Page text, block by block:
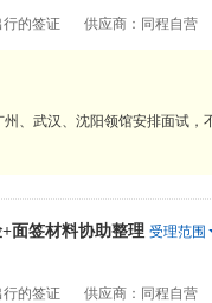
行的签证 供应商：同程自营
、武汉、沈阳领馆安排面试
面签材料协助整理 受理范围
行的签证 供应商：同程自营